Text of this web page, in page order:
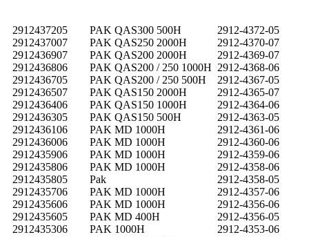
2912437205 PAK QAS300 500H
2912-4372-05
2912437007
PAK QAS250 2000H
2912-4370-07
2912436907
PAK QAS200 2000H
2912-4369-07
2912436806
PAK QAS200 / 250 1000H 2912-4368-06
2912436705
PAK QAS200 / 250 500H
2912-4367-05
2912436507
PAK QAS150 2000H
2912-4365-07
2912436406
PAK QAS150 1000H
2912-4364-06
2912436305
PAK QAS150 500H
2912-4363-05
2912436106
PAK MD 1000H
2912-4361-06
2912436006
PAK MD 1000H
2912-4360-06
2912435906
PAK MD 1000H
2912-4359-06
2912435806
PAK MD 1000H
2912-4358-06
2912435805
Pak
2912-4358-05
2912435706
PAK MD 1000H
2912-4357-06
2912435606
PAK MD 1000H
2912-4356-06
2912435605
PAK MD 400H
2912-4356-05
2912435306
PAK 1000H
2912-4353-06